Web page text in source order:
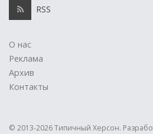
RSS
О нас
Реклама
Архив
Контакты
© 2013-2026 Типичный Херсон.